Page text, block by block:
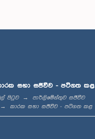
සභා සජීවීව - පටිගත කළ
පිටුව
පාර්ලිමේන්තුව සජීවීව
කාරක සභා සජීවීව - පටිගත කළ